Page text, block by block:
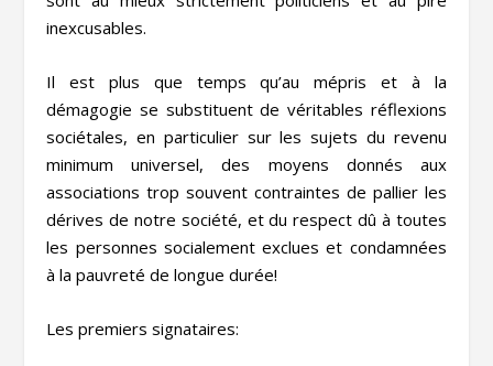
inexcusables.
Il est plus que temps qu’au mépris et à la
démagogie se substituent de véritables réflexions
sociétales, en particulier sur les sujets du revenu
minimum universel, des moyens donnés aux
associations trop souvent contraintes de pallier les
dérives de notre société, et du respect dû à toutes
les personnes socialement exclues et condamnées
à la pauvreté de longue durée!
Les premiers signataires: